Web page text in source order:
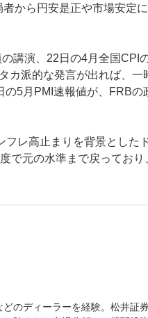
から円安是正や市場安定
講演、22日の4月全国CPI
カ派的な発言が出れば、一
5月PMI速報値が、FRBの
レ高止まりを背景とした
で元の水準まで戻っており
のディーラーを経験。松井証